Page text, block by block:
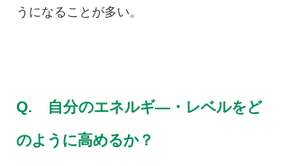
うになることが多い。
Q.　自分のエネルギ―・レベルをど
のように高めるか？